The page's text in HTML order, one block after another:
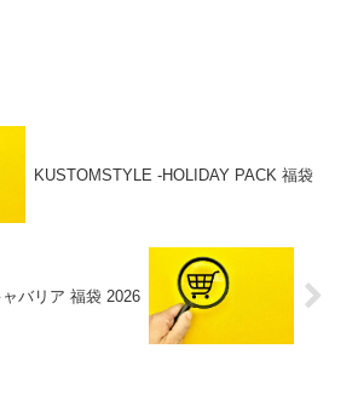
KUSTOMSTYLE -HOLIDAY PACK 福袋
バリア 福袋 2026